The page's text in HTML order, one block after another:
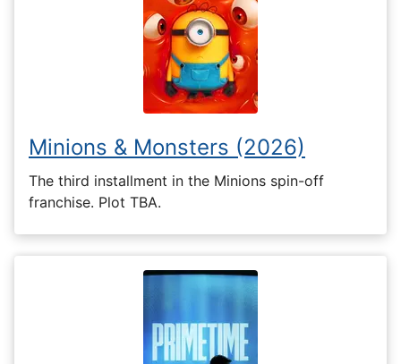
Minions & Monsters (2026)
The third installment in the Minions spin-off
franchise. Plot TBA.